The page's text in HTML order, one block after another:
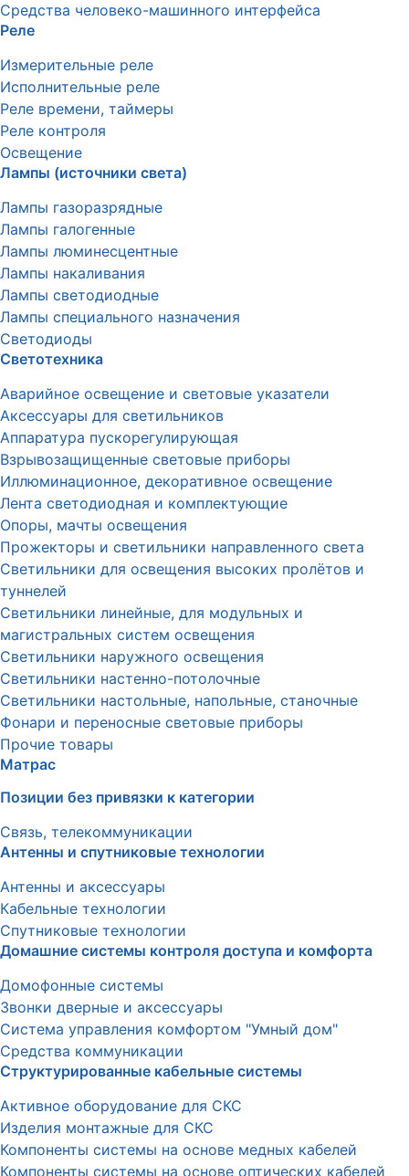
Средства человеко-машинного интерфейса
Реле
Измерительные реле
Исполнительные реле
Реле времени, таймеры
Реле контроля
Освещение
Лампы (источники света)
Лампы газоразрядные
Лампы галогенные
Лампы люминесцентные
Лампы накаливания
Лампы светодиодные
Лампы специального назначения
Светодиоды
Светотехника
Аварийное освещение и световые указатели
Аксессуары для светильников
Аппаратура пускорегулирующая
Взрывозащищенные световые приборы
Иллюминационное, декоративное освещение
Лента светодиодная и комплектующие
Опоры, мачты освещения
Прожекторы и светильники направленного света
Светильники для освещения высоких пролётов и
туннелей
Светильники линейные, для модульных и
магистральных систем освещения
Светильники наружного освещения
Светильники настенно-потолочные
Светильники настольные, напольные, станочные
Фонари и переносные световые приборы
Прочие товары
Матрас
Позиции без привязки к категории
Связь, телекоммуникации
Антенны и спутниковые технологии
Антенны и аксессуары
Кабельные технологии
Спутниковые технологии
Домашние системы контроля доступа и комфорта
Домофонные системы
Звонки дверные и аксессуары
Система управления комфортом "Умный дом"
Средства коммуникации
Структурированные кабельные системы
Активное оборудование для СКС
Изделия монтажные для СКС
Компоненты системы на основе медных кабелей
Компоненты системы на основе оптических кабелей